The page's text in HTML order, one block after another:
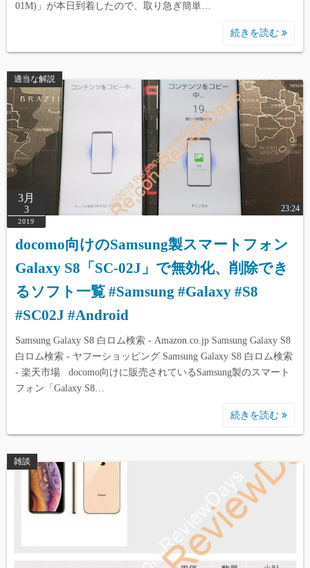
01M)」が本日到着したので、取り急ぎ簡単…
続きを読む
適当な解説
3月
3
2019
23:24
docomo向けのSamsung製スマートフォン
Galaxy S8「SC-02J」で無効化、削除でき
るソフト一覧 #Samsung #Galaxy #S8
#SC02J #Android
Samsung Galaxy S8 白ロム検索 - Amazon.co.jp Samsung Galaxy S8
白ロム検索 - ヤフーショッピング Samsung Galaxy S8 白ロム検索
- 楽天市場 docomo向けに販売されているSamsung製のスマート
フォン「Galaxy S8…
続きを読む
雑談